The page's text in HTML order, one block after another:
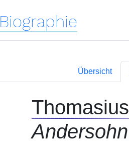
Biographie
Übersicht
Thomasius
Andersohn